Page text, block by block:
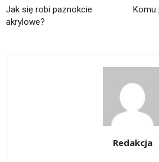
Jak się robi paznokcie
akrylowe?
Komu
Redakcja